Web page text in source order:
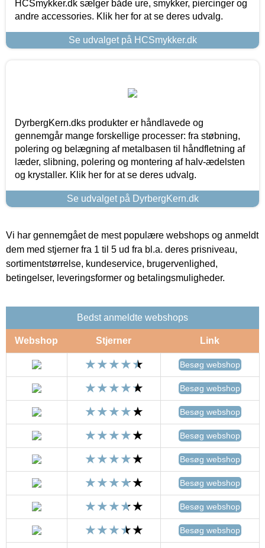
HCSmykker.dk sælger både ure, smykker, piercinger og
andre accessories. Klik her for at se deres udvalg.
Se udvalget på HCSmykker.dk
DyrbergKern.dks produkter er håndlavede og
gennemgår mange forskellige processer: fra støbning,
polering og belægning af metalbasen til håndfletning af
læder, slibning, polering og montering af halv-ædelsten
og krystaller. Klik her for at se deres udvalg.
Se udvalget på DyrbergKern.dk
Vi har gennemgået de mest populære webshops og anmeldt
dem med stjerner fra 1 til 5 ud fra bl.a. deres prisniveau,
sortimentstørrelse, kundeservice, brugervenlighed,
betingelser, leveringsformer og betalingsmuligheder.
Bedst anmeldte webshops
Webshop Stjerner Link
Besøg webshop
Besøg webshop
Besøg webshop
Besøg webshop
Besøg webshop
Besøg webshop
Besøg webshop
Besøg webshop